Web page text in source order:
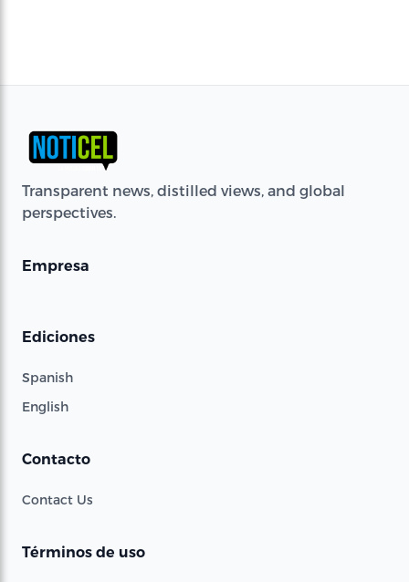
Transparent news, distilled views, and global
perspectives.
Empresa
Ediciones
Spanish
English
Contacto
Contact Us
Términos de uso